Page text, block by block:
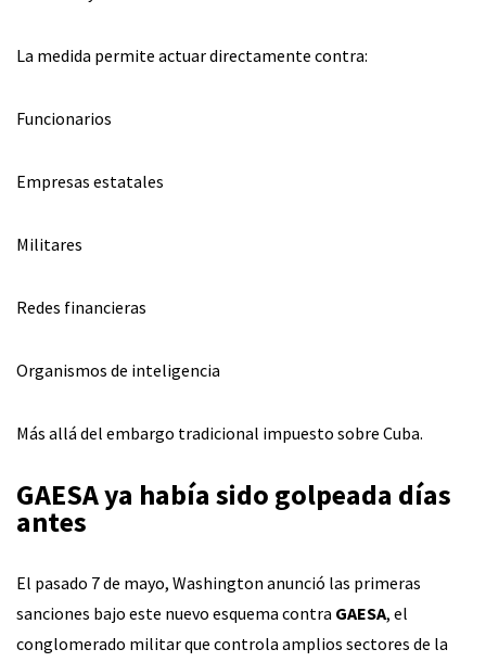
La medida permite actuar directamente contra:
Funcionarios
Empresas estatales
Militares
Redes financieras
Organismos de inteligencia
Más allá del embargo tradicional impuesto sobre Cuba.
GAESA ya había sido golpeada días
antes
El pasado 7 de mayo, Washington anunció las primeras
sanciones bajo este nuevo esquema contra GAESA, el
conglomerado militar que controla amplios sectores de la